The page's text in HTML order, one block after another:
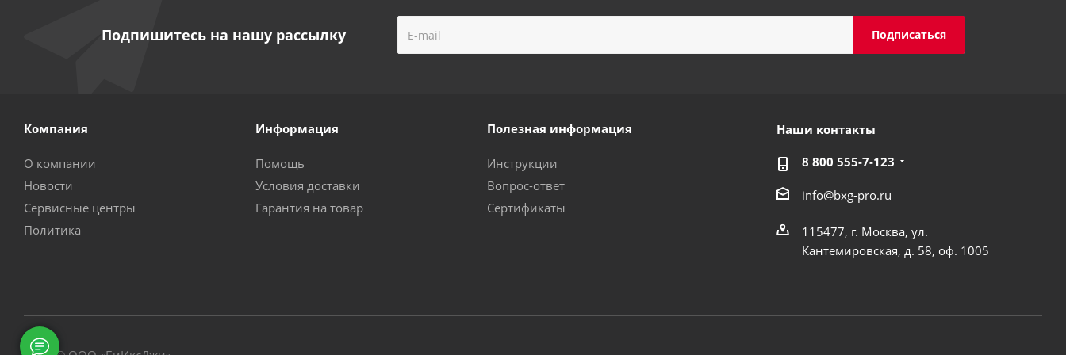
Подпишитесь на нашу рассылку
Компания
О компании
Новости
Сервисные центры
Политика
Информация
Помощь
Условия доставки
Гарантия на товар
Полезная информация
Инструкции
Вопрос-ответ
Сертификаты
Наши контакты
8 800 555-7-123
info@bxg-pro.ru
115477, г. Москва, ул.
Кантемировская, д. 58, оф. 1005